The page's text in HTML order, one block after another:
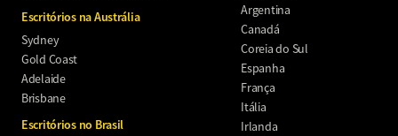
Escritórios na Austrália
Sydney
Gold Coast
Adelaide
Brisbane
Escritórios no Brasil
Argentina
Canadá
Coreia do Sul
Espanha
França
Itália
Irlanda